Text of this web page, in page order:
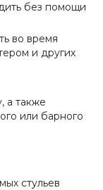
без помощи
во время
и других
а также
или барного
стульев